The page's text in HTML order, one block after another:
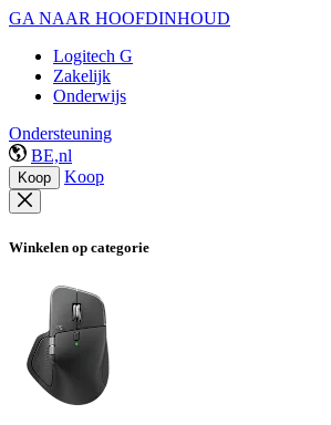
GA NAAR HOOFDINHOUD
Logitech G
Zakelijk
Onderwijs
Ondersteuning
BE,nl
Koop Koop
Winkelen op categorie